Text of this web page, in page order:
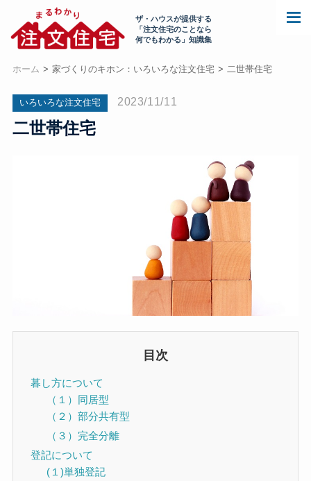
ザ・ハウスが提供する
「注文住宅のことなら
何でもわかる」知識集
ホーム 家づくりのキホン：いろいろな注文住宅 二世帯住宅
いろいろな注文住宅 2023/11/11
二世帯住宅
目次
暮し方について
（１）同居型
（２）部分共有型
（３）完全分離
登記について
(１)単独登記